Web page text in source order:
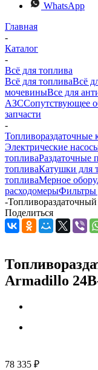
WhatsApp
Главная
-
Каталог
-
Всё для топлива
Всё для топливаВсё
мочевиныВсе для
АЗССопутствующее
запчасти
-
Топливораздаточные
Электрические
топливаРаздаточные
топливаКатушки для
топливаМерное
расходомерыФильтры
-
Поделиться
Armadillo
78 335 ₽